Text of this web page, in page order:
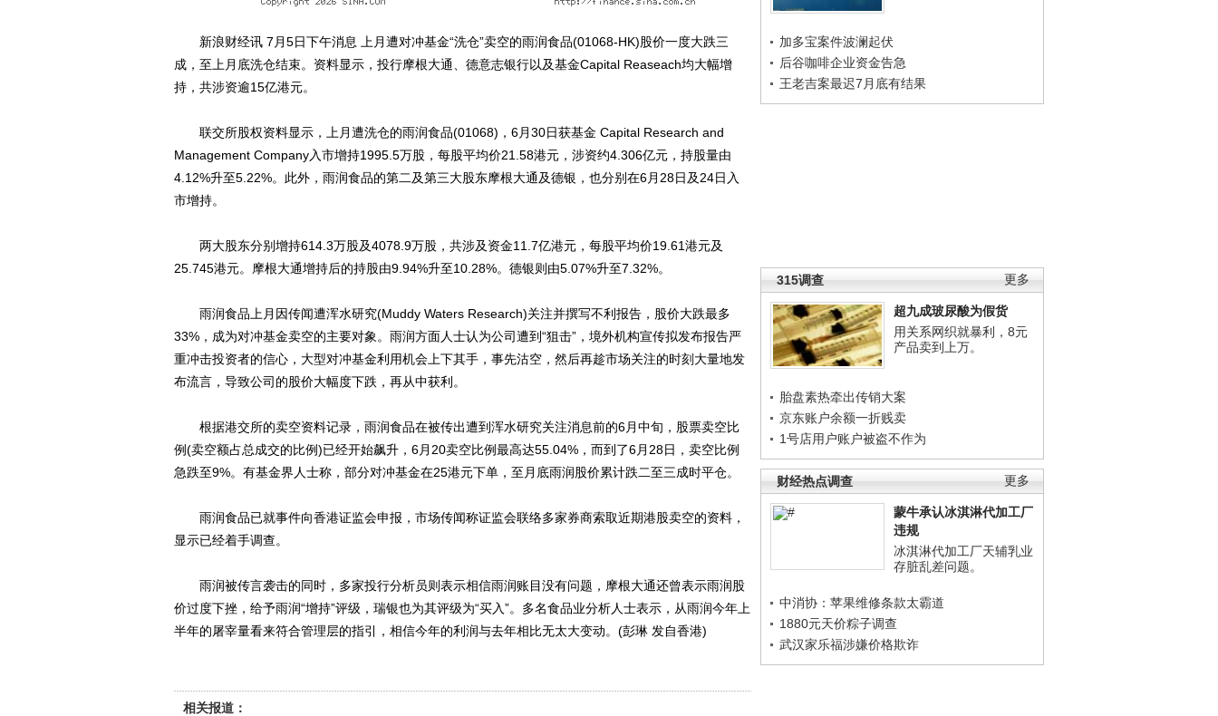
加多宝案件波澜起伏
后谷咖啡企业资金告急
王老吉案最迟7月底有结果
更多
315调查
超九成玻尿酸为假货
用关系网织就暴利，8元
产品卖到上万。
胎盘素热牵出传销大案
京东账户余额一折贱卖
1号店用户账户被盗不作为
更多
财经热点调查
蒙牛承认冰淇淋代加工厂
违规
冰淇淋代加工厂天辅乳业
存脏乱差问题。
中消协：苹果维修条款太霸道
1880元天价粽子调查
武汉家乐福涉嫌价格欺诈
新浪财经讯 7月5日下午消息 上月遭对冲基金“洗仓”卖空的雨润食品(01068-HK)股价一度大跌三
成，至上月底洗仓结束。资料显示，投行摩根大通、德意志银行以及基金Capital Reaseach均大幅增
持，共涉资逾15亿港元。
联交所股权资料显示，上月遭洗仓的雨润食品(01068)，6月30日获基金 Capital Research and
Management Company入市增持1995.5万股，每股平均价21.58港元，涉资约4.306亿元，持股量由
4.12%升至5.22%。此外，雨润食品的第二及第三大股东摩根大通及德银，也分别在6月28日及24日入
市增持。
两大股东分别增持614.3万股及4078.9万股，共涉及资金11.7亿港元，每股平均价19.61港元及
25.745港元。摩根大通增持后的持股由9.94%升至10.28%。德银则由5.07%升至7.32%。
雨润食品上月因传闻遭浑水研究(Muddy Waters Research)关注并撰写不利报告，股价大跌最多
33%，成为对冲基金卖空的主要对象。雨润方面人士认为公司遭到“狙击”，境外机构宣传拟发布报告严
重冲击投资者的信心，大型对冲基金利用机会上下其手，事先沽空，然后再趁市场关注的时刻大量地发
布流言，导致公司的股价大幅度下跌，再从中获利。
根据港交所的卖空资料记录，雨润食品在被传出遭到浑水研究关注消息前的6月中旬，股票卖空比
例(卖空额占总成交的比例)已经开始飙升，6月20卖空比例最高达55.04%，而到了6月28日，卖空比例
急跌至9%。有基金界人士称，部分对冲基金在25港元下单，至月底雨润股价累计跌二至三成时平仓。
雨润食品已就事件向香港证监会申报，市场传闻称证监会联络多家券商索取近期港股卖空的资料，
显示已经着手调查。
雨润被传言袭击的同时，多家投行分析员则表示相信雨润账目没有问题，摩根大通还曾表示雨润股
价过度下挫，给予雨润“增持”评级，瑞银也为其评级为“买入”。多名食品业分析人士表示，从雨润今年上
半年的屠宰量看来符合管理层的指引，相信今年的利润与去年相比无太大变动。(彭琳 发自香港)
相关报道：